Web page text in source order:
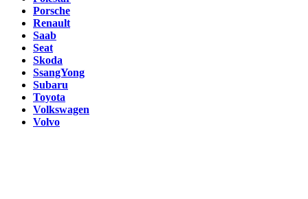
Porsche
Renault
Saab
Seat
Skoda
SsangYong
Subaru
Toyota
Volkswagen
Volvo